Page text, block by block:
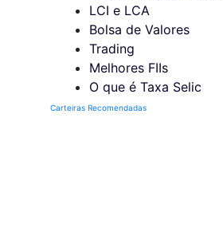
LCI e LCA
Bolsa de Valores
Trading
Melhores FIIs
O que é Taxa Selic
Carteiras Recomendadas